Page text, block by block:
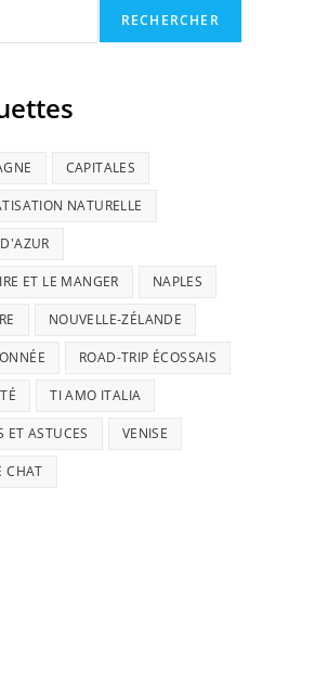
RECHERCHER
CAPITALES
NATURELLE
ET LE MANGER NAPLES
NOUVELLE-ZÉLANDE
ROAD-TRIP ÉCOSSAIS
TI AMO ITALIA
ET ASTUCES VENISE
CHAT